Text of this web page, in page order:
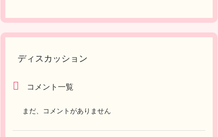
ディスカッション
コメント一覧
まだ、コメントがありません